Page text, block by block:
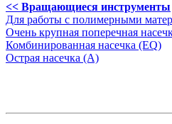
<< Вращающиеся инструменты
Для работы с полимерными
Очень крупная поперечная
Комбинированная насечка (EQ)
Острая насечка (А)